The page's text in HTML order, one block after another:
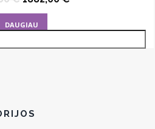
2214,00 €.1882,00 €.
DAUGIAU